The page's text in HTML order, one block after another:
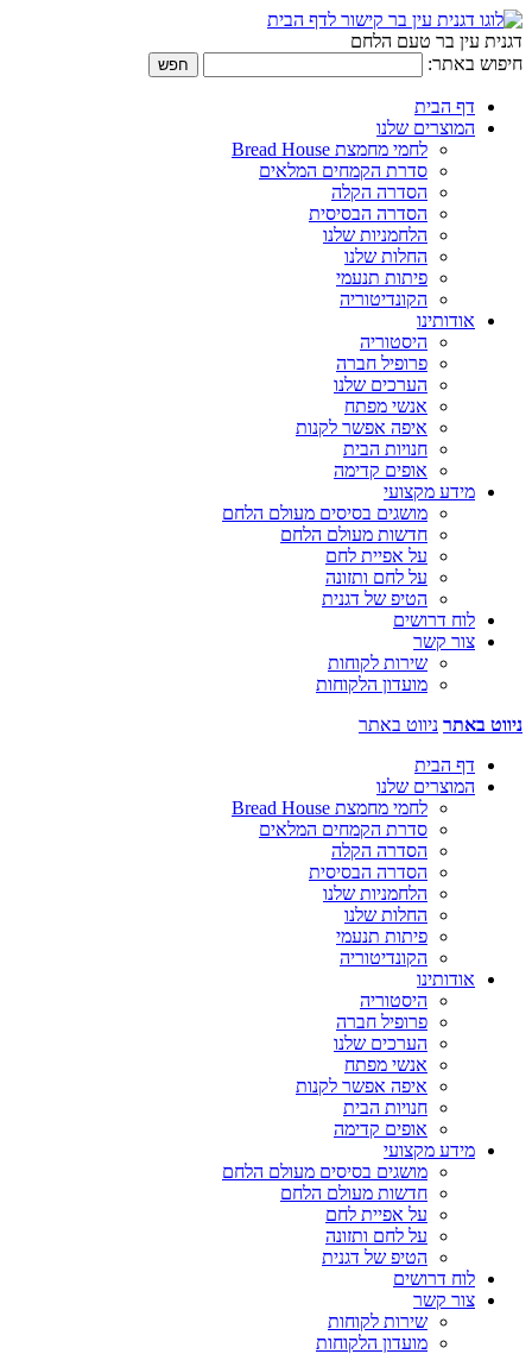
דגנית עין בר טעם הלחם
חיפוש באתר:
דף הבית
המוצרים שלנו
לחמי מחמצת Bread House
סדרת הקמחים המלאים
הסדרה הקלה
הסדרה הבסיסית
הלחמניות שלנו
החלות שלנו
פיתות תנעמי
הקונדיטוריה
אודותינו
היסטוריה
פרופיל חברה
הערכים שלנו
אנשי מפתח
איפה אפשר לקנות
חנויות הבית
אופים קדימה
מידע מקצועי
מושגים בסיסים מעולם הלחם
חדשות מעולם הלחם
על אפיית לחם
על לחם ותזונה
הטיפ של דגנית
לוח דרושים
צור קשר
שירות לקוחות
מועדון הלקוחות
ניווט באתר ניווט באתר
דף הבית
המוצרים שלנו
לחמי מחמצת Bread House
סדרת הקמחים המלאים
הסדרה הקלה
הסדרה הבסיסית
הלחמניות שלנו
החלות שלנו
פיתות תנעמי
הקונדיטוריה
אודותינו
היסטוריה
פרופיל חברה
הערכים שלנו
אנשי מפתח
איפה אפשר לקנות
חנויות הבית
אופים קדימה
מידע מקצועי
מושגים בסיסים מעולם הלחם
חדשות מעולם הלחם
על אפיית לחם
על לחם ותזונה
הטיפ של דגנית
לוח דרושים
צור קשר
שירות לקוחות
מועדון הלקוחות